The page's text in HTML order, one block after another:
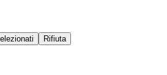
Rifiuta